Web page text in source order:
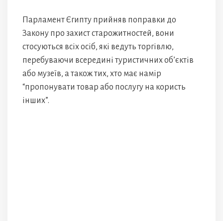
Парламент Єгипту прийняв поправки до
Закону про захист старожитностей, вони
стосуються всіх осіб, які ведуть торгівлю,
перебуваючи всередині туристичних об’єктів
або музеїв, а також тих, хто має намір
“пропонувати товар або послугу на користь
інших”.